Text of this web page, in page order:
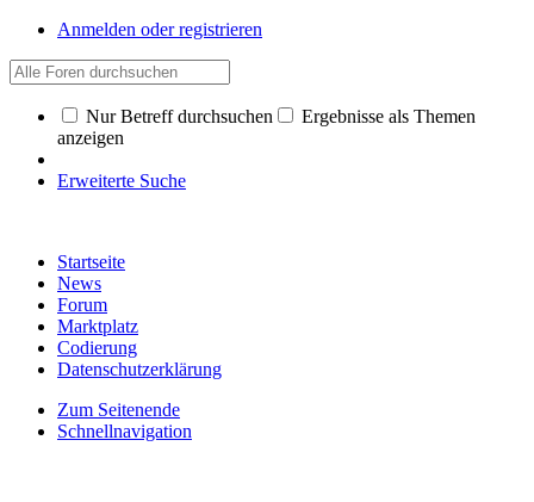
Anmelden oder registrieren
Nur Betreff durchsuchen
Ergebnisse als Themen
anzeigen
Erweiterte Suche
Startseite
News
Forum
Marktplatz
Codierung
Datenschutzerklärung
Zum Seitenende
Schnellnavigation